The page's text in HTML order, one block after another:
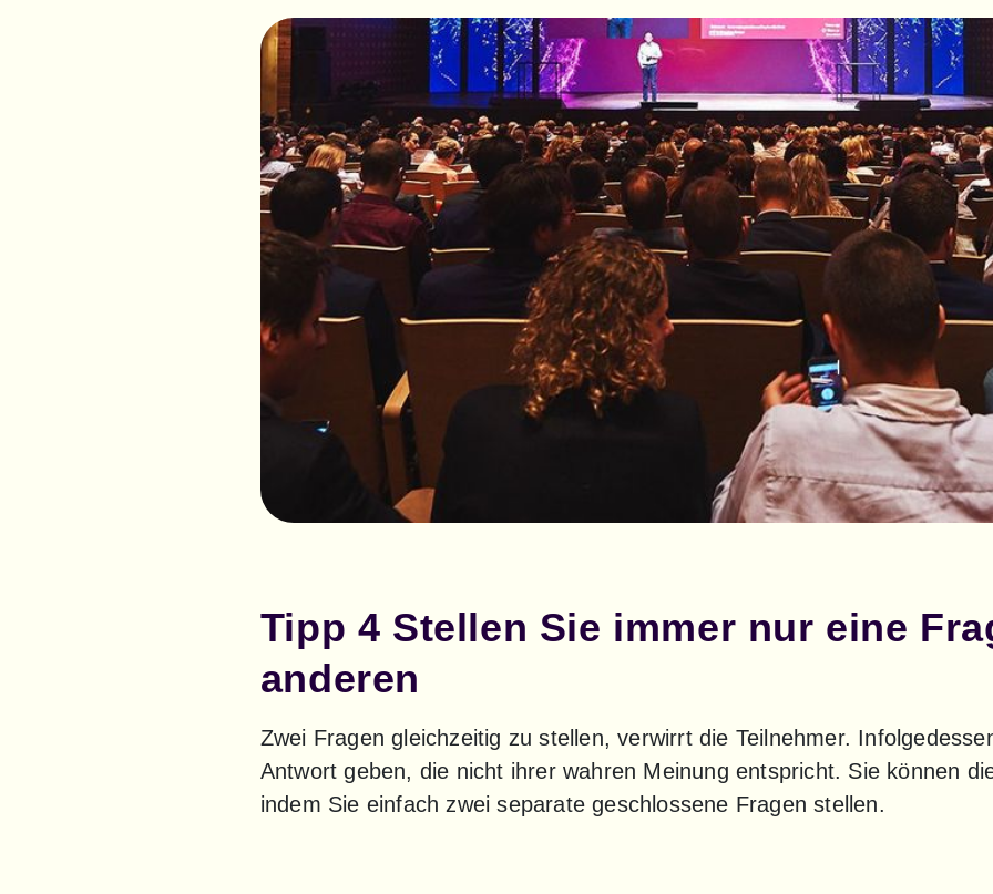
Tipp 4 Stellen Sie immer nur eine
anderen
Zwei Fragen gleichzeitig zu stellen, verwirrt die Teilnehmer.
Antwort geben, die nicht ihrer wahren Meinung entspricht. Sie können
indem Sie einfach zwei separate geschlossene Fragen stellen.